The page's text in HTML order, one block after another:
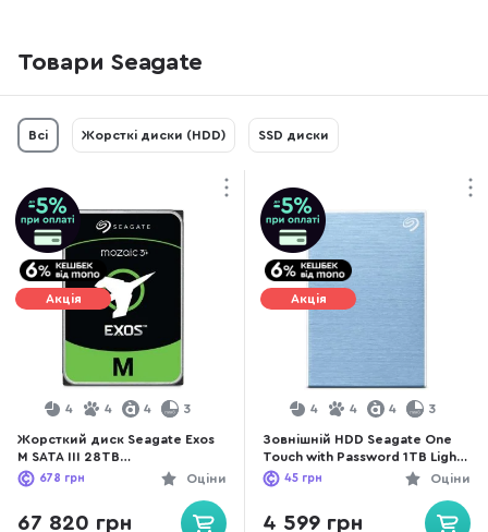
був реалізований мільярдний жорсткий диск компанії.
компанії створювали моделі HDD дисків як для
пересічного користувача, так і для потужних
На своєму шляху успіху, американська компанія
поглинула дуже багатьох конкурентів. До її складу
увійшли такі відомі бренди як: Conner Peripherals,
Maxtor та Quantum.
Спочатку керівництво Seagate доволі скептично
носія інформації формату SSD. Але технологічний
прогрес та досягнення інших виробників, змусили
компанію посилити свої розробки на цьому напрямку.
Перший власний жорсткий SSD диск, американський
бренд створив лише у 2009 році.
Товари Seagate
Всі Жорсткі диски (HDD) SSD диски
Акція
4 4 4 3
Жорсткий диск Seagate Exos
M SATA III 28TB
(ST28000NM003K)
Оціни
678 грн
67 820 грн
Акція
4 4 4 3
Зовнішній HDD Seagate One
Touch with Password 1TB Light
Blue (STKY1000402)
Оціни
45 грн
4 599 грн